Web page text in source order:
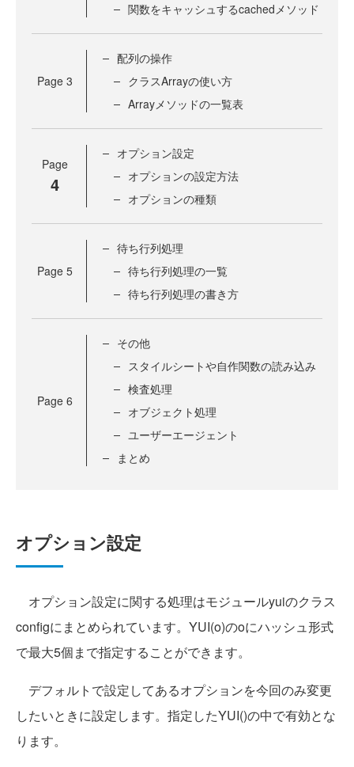
関数をキャッシュするcachedメソッド
Page 3
配列の操作
クラスArrayの使い方
Arrayメソッドの一覧表
Page
4
オプション設定
オプションの設定方法
オプションの種類
Page 5
待ち行列処理
待ち行列処理の一覧
待ち行列処理の書き方
Page 6
その他
スタイルシートや自作関数の読み込み
検査処理
オブジェクト処理
ユーザーエージェント
まとめ
オプション設定
オプション設定に関する処理はモジュールyuiのクラス
configにまとめられています。YUI(o)のoにハッシュ形式
で最大5個まで指定することができます。
デフォルトで設定してあるオプションを今回のみ変更
したいときに設定します。指定したYUI()の中で有効とな
ります。